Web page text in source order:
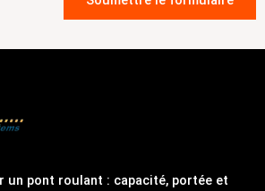
un pont roulant : capacité, portée et